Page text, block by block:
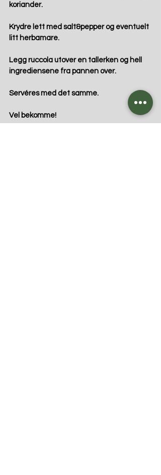
koriander.
Krydre lett med salt&pepper og eventuelt
litt herbamare.
Legg ruccola utover en tallerken og hell
ingrediensene fra pannen over.
Servéres med det samme.
Vel bekomme!